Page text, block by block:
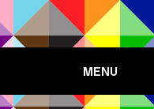
MENU